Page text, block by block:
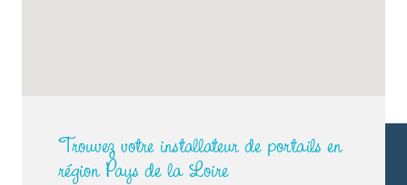
Trouvez votre installateur de portails en
région Pays de la Loire